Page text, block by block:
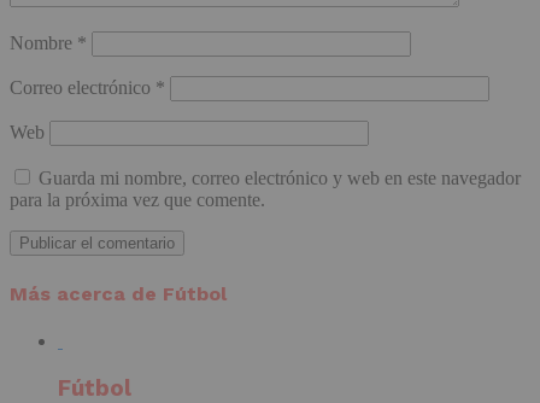
Nombre *
Correo electrónico *
Web
Guarda mi nombre, correo electrónico y web en este navegador
para la próxima vez que comente.
Más acerca de Fútbol
Fútbol